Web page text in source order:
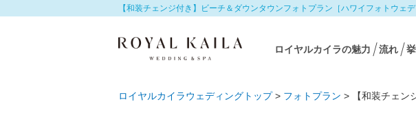
【和装チェンジ付き】ビーチ＆ダウンタウンフォトプラン［ハワイフォトウェ
ロイヤルカイラの魅力 流れ
ロイヤルカイラウェディングトップ> フォトプラン > 【和装チェ